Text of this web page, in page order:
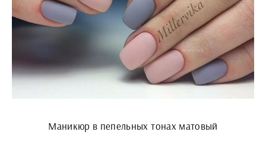
Маникюр в пепельных тонах матовый